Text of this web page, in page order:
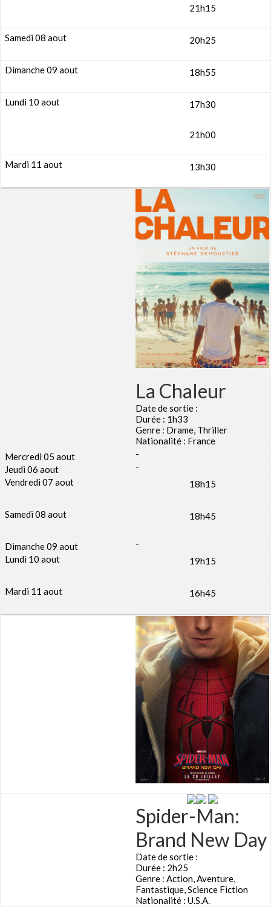
21h15
20h25
18h55
17h30
21h00
13h30
La Chaleur
Date de sortie :
Durée : 1h33
Genre : Drame, Thriller
Nationalité : France
-
-
18h15
18h45
-
19h15
16h45
Spider-Man:
Brand New Day
Date de sortie :
Durée : 2h25
Genre : Action, Aventure,
Fantastique, Science Fiction
Nationalité : U.S.A.